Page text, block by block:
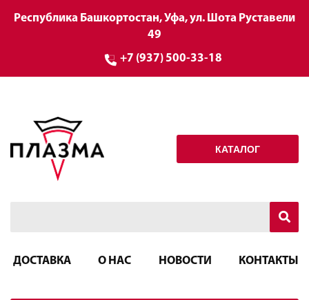
Республика Башкортостан, Уфа, ул. Шота Руставели
49
+7 (937) 500-33-18
КАТАЛОГ
ДОСТАВКА О НАС НОВОСТИ КОНТАКТЫ